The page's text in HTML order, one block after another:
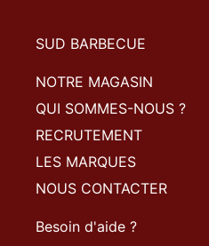
SUD BARBECUE
NOTRE MAGASIN
QUI SOMMES-NOUS ?
RECRUTEMENT
LES MARQUES
NOUS CONTACTER
Besoin d'aide ?